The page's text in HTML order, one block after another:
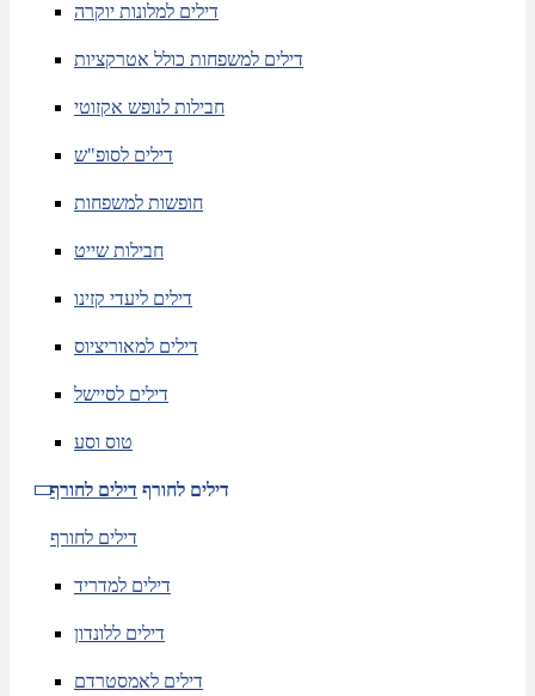
דילים למלונות יוקרה
דילים למשפחות כולל אטרקציות
חבילות לנופש אקזוטי
דילים לסופ"ש
חופשות למשפחות
חבילות שייט
דילים ליעדי קזינו
דילים למאוריציוס
דילים לסיישל
טוס וסע
דילים לחורף דילים לחורף
דילים לחורף
דילים למדריד
דילים ללונדון
דילים לאמסטרדם